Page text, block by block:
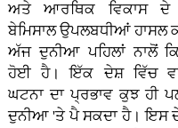
ਅਤੇ ਆਰਥਿਕ ਵਿਕਾਸ ਦੇ
ਬੇਮਿਸਾਲ ਉਪਲਬਧੀਆਂ ਹਾਸਲ
ਅੱਜ ਦੁਨੀਆ ਪਹਿਲਾਂ ਨਾਲੋਂ
ਹੋਈ ਹੈ। ਇੱਕ ਦੇਸ਼ ਵਿੱਚ
ਘਟਨਾ ਦਾ ਪ੍ਰਭਾਵ ਕੁਝ ਹੀ
ਦੁਨੀਆ 'ਤੇ ਪੈ ਸਕਦਾ ਹੈ। ਇਸ